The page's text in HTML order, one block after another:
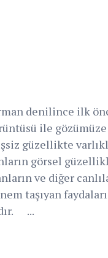
denilince ilk
ile
güzellikte
görsel
ve diğer
taşıyan faydaları
...